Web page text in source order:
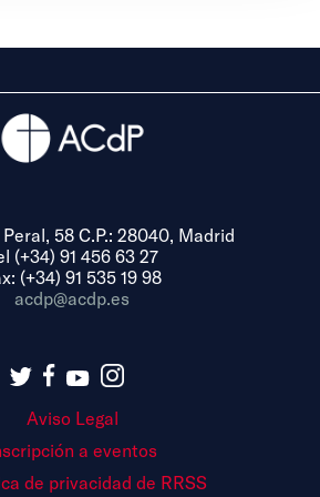
58 C.P.: 28040, Madrid
(+34) 91 456 63 27
(+34) 91 535 19 98
acdp@acdp.es
Aviso Legal
a eventos
de privacidad de RRSS